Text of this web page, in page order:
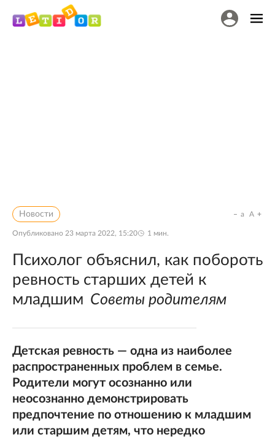
Новости
Опубликовано 23 марта 2022, 15:20 1 мин.
a A
Психолог объяснил, как побороть
ревность старших детей к
младшим Советы родителям
Детская ревность — одна из наиболее
распространенных проблем в семье.
Родители могут осознанно или
неосознанно демонстрировать
предпочтение по отношению к младшим
или старшим детям, что нередко